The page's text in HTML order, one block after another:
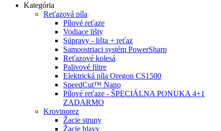
Kategória
Reťazová píla
Pílové reťaze
Vodiace lišty
Súpravy - lišta + reťaz
Samoostriaci systém PowerSharp
Reťazové kolesá
Palivové filtre
Elektrická píla Oregon CS1500
SpeedCut™ Nano
Pílové reťaze - ŠPECIÁLNA PONUKA 4+1
ZADARMO
Krovinorez
Žacie struny
Žacie hlavy